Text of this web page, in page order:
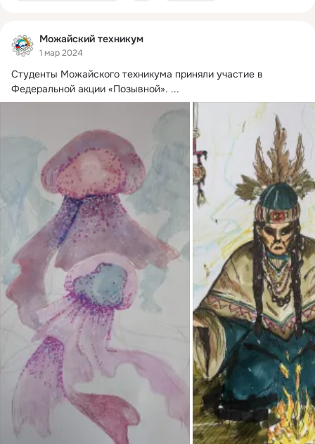
Можайский техникум
1 мар 2024
Студенты Можайского техникума приняли участие в
Федеральной акции «Позывной». ...